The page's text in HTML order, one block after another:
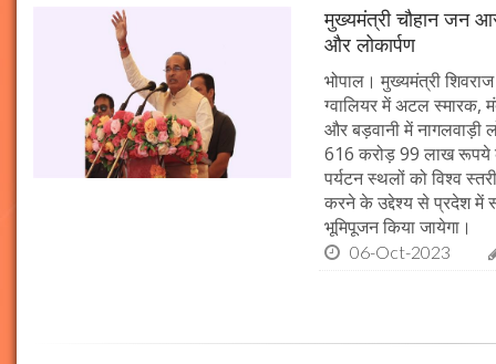
मुख्यमंत्री चौहान जन
और लोकार्पण
भोपाल। मुख्यमंत्री
ग्वालियर में अटल स्मारक,
और बड़वानी में
616 करोड़ 99 लाख रूपये
पर्यटन स्थलों को विश्व
करने के उद्देश्य से प्रदेश में
भूमिपूजन किया जायेगा।
06-Oct-2023